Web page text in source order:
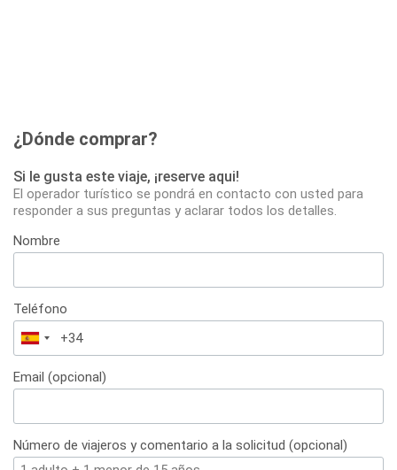
¿Dónde comprar?
Si le gusta este viaje, ¡reserve aqui!
El operador turístico se pondrá en contacto con usted para
responder a sus preguntas y aclarar todos los detalles.
Nombre
Teléfono
España
+34
Email (opcional)
Número de viajeros y comentario a la solicitud (opcional)